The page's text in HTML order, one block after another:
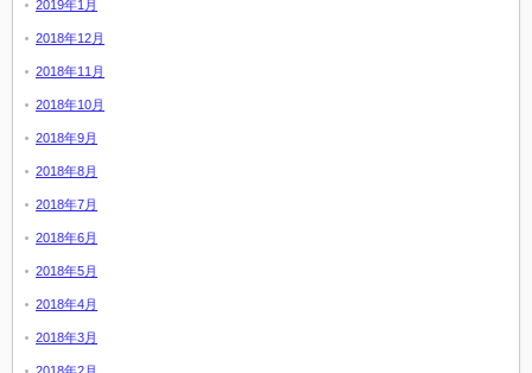
2019年1月
2018年12月
2018年11月
2018年10月
2018年9月
2018年8月
2018年7月
2018年6月
2018年5月
2018年4月
2018年3月